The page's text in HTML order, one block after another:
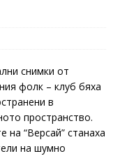
снимки от
фолк – клуб бяха
в
пространство.
на “Версай” станаха
на шумно